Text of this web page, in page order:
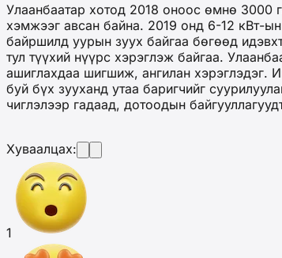
Улаанбаатар хотод 2018 оноос өмнө 3000
хэмжээг авсан байна. 2019 онд 6-12 кВт-
байршилд уурын зуух байгаа бөгөөд
тул түүхий нүүрс хэрэглэж байгаа.
ашиглахдаа шигшиж, ангилан хэрэглэдэг.
буй бүх зууханд утаа баригчийг
чиглэлээр гадаад, дотоодын
Хуваалцах:
1